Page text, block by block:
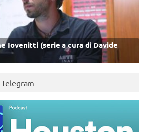
Iovenitti (serie a cura di Davide